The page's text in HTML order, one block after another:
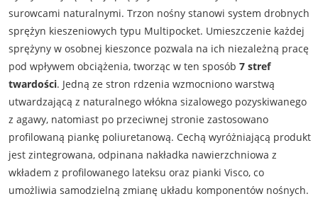
surowcami naturalnymi. Trzon nośny stanowi system drobnych
sprężyn kieszeniowych typu Multipocket. Umieszczenie każdej
sprężyny w osobnej kieszonce pozwala na ich niezależną pracę
pod wpływem obciążenia, tworząc w ten sposób 7 stref
twardości. Jedną ze stron rdzenia wzmocniono warstwą
utwardzającą z naturalnego włókna sizalowego pozyskiwanego
z agawy, natomiast po przeciwnej stronie zastosowano
profilowaną piankę poliuretanową. Cechą wyróżniającą produkt
jest zintegrowana, odpinana nakładka nawierzchniowa z
wkładem z profilowanego lateksu oraz pianki Visco, co
umożliwia samodzielną zmianę układu komponentów nośnych.